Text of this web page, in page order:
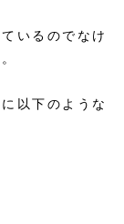
いるのでなけ
以下のような